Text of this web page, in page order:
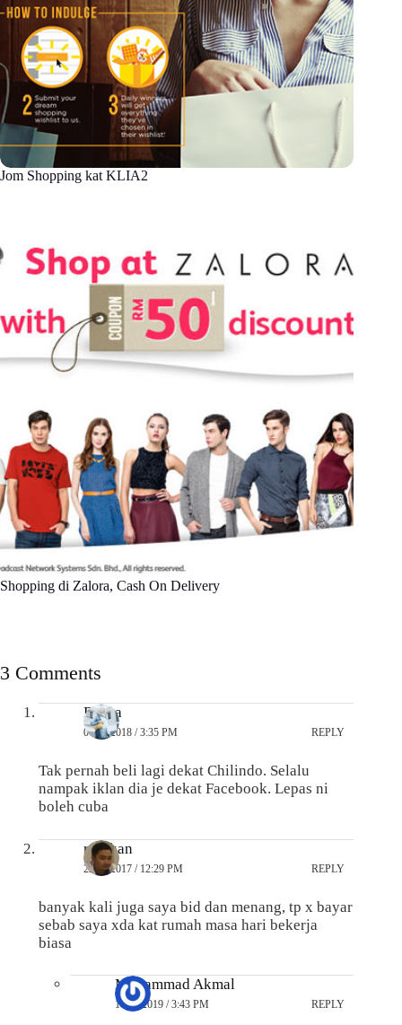
Jom Shopping kat KLIA2
Shopping di Zalora, Cash On Delivery
3 Comments
Berita
06/05/2018 / 3:35 PM REPLY
Tak pernah beli lagi dekat Chilindo. Selalu
nampak iklan dia je dekat Facebook. Lepas ni
boleh cuba
rujukan
22/08/2017 / 12:29 PM REPLY
banyak kali juga saya bid dan menang, tp x bayar
sebab saya xda kat rumah masa hari bekerja
biasa
Mohammad Akmal
10/11/2019 / 3:43 PM REPLY